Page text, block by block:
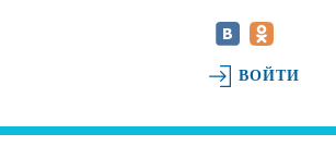
В Ульяновском районе благоустраивают место
ВОЙТИ